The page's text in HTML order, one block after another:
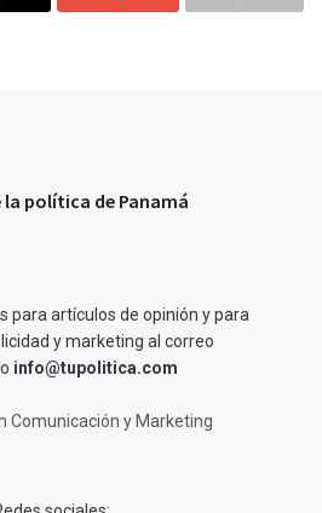
la política de Panamá
para artículos de opinión y para
y marketing al correo
info@tupolitica.com
Comunicación y Marketing